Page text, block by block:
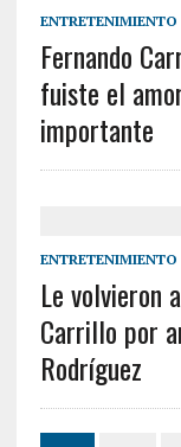
ENTRETENIMIENTO
Fernando
fuiste el
importante
ENTRETENIMIENTO
Le volvieron
Carrillo por
Rodríguez